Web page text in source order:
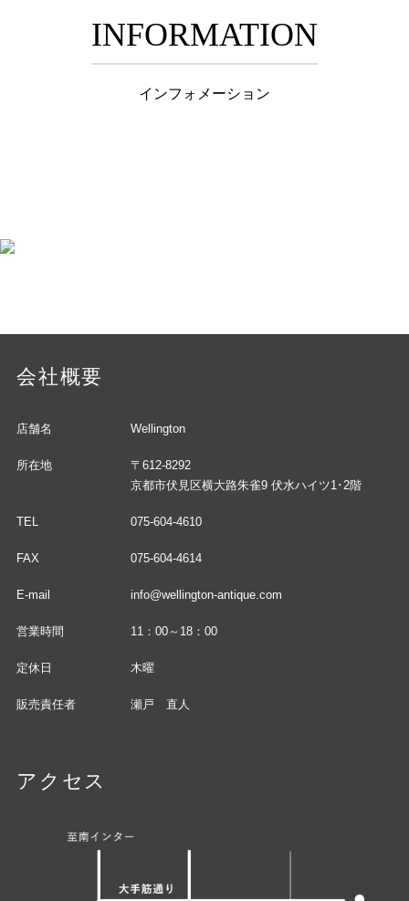
INFORMATION
インフォメーション
会社概要
店舗名 Wellington
所在地
〒612-8292
京都市伏見区横大路朱雀9 伏水ハイツ1･2階
TEL 075-604-4610
FAX 075-604-4614
E-mail info@wellington-antique.com
営業時間 11：00～18：00
定休日 木曜
販売責任者 瀬戸 直人
アクセス